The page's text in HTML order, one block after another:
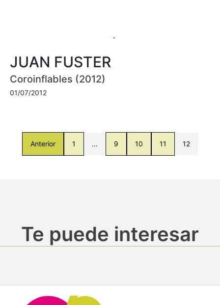
JUAN FUSTER
Coroinflables (2012)
01/07/2012
Anterior 1 … 9 10 11 12
Te puede interesar